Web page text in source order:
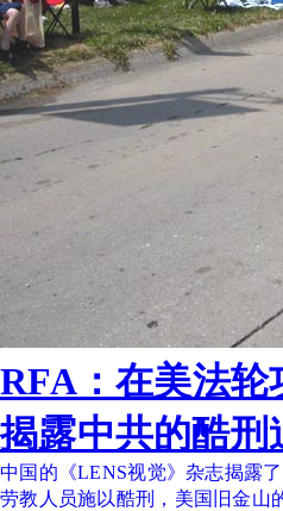
RFA：在美法轮
揭露中共的酷刑
中国的《LENS视觉》杂志揭露
劳教人员施以酷刑，美国旧金山